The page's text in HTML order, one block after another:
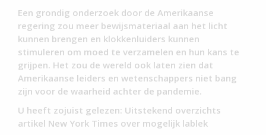
Een grondig onderzoek door de Amerikaanse
regering zou meer bewijsmateriaal aan het licht
kunnen brengen en klokkenluiders kunnen
stimuleren om moed te verzamelen en hun kans te
grijpen. Het zou de wereld ook laten zien dat
Amerikaanse leiders en wetenschappers niet bang
zijn voor de waarheid achter de pandemie.
U heeft zojuist gelezen: Uitstekend overzichts
artikel New York Times over mogelijk lablek